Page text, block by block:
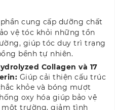
cung cấp dưỡng chất
vệ tóc khỏi những tổn
giúp tóc duy trì trạng
bềnh tự nhiên.
Collagen và 17
Giúp cải thiện cấu trúc
khỏe và bóng mượt
oxy hóa giúp bảo vệ
môt trường, giảm tình